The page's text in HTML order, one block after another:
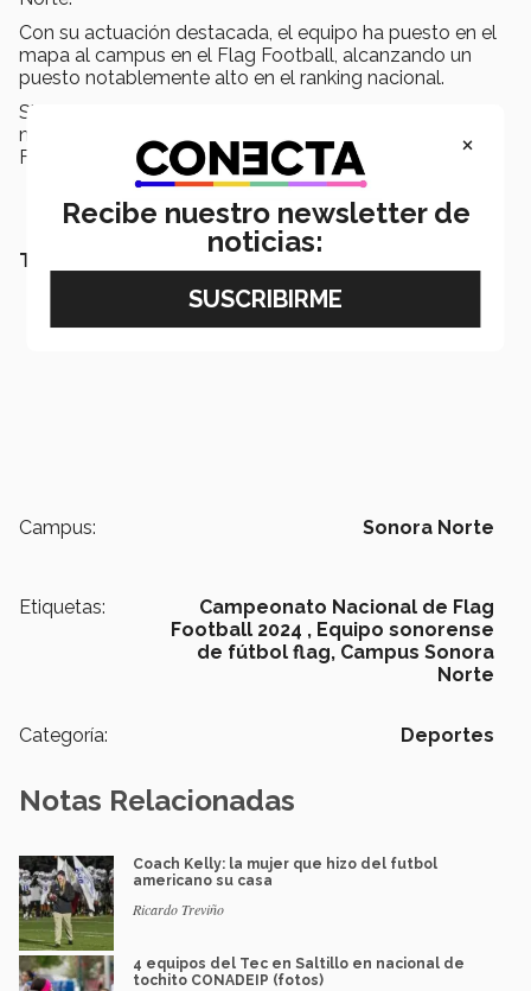
Con su actuación destacada, el equipo ha puesto en el
mapa al campus en el Flag Football, alcanzando un
puesto notablemente alto en el ranking nacional.
Sin duda, esta experiencia servirá como inspiración y
motivación para futuros desafíos en el mundo del Flag
Football dentro del campus, conluyó el coach.
TAMBIÉN QUERRÁS LEER…
Campus: Sonora Norte
Etiquetas:
Campeonato Nacional de Flag
Football 2024 , Equipo sonorense
de fútbol flag, Campus Sonora
Norte
Categoría: Deportes
Notas Relacionadas
Coach Kelly: la mujer que hizo del futbol
americano su casa
Ricardo Treviño
4 equipos del Tec en Saltillo en nacional de
tochito CONADEIP (fotos)
×
Recibe nuestro newsletter de
noticias: